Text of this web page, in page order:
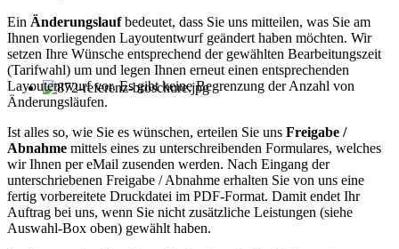
Ein Änderungslaufbedeutet, dass Sie uns mitteilen, was Sie am
Ihnen vorliegenden Layoutentwurf geändert haben möchten. Wir
setzen Ihre Wünsche entsprechend der gewählten Bearbeitungszeit
(Tarifwahl) um und legen Ihnen erneut einen entsprechenden
Layoutentwurf vor. Es gibt keine Begrenzung der Anzahl von
Änderungsläufen.
Ist alles so, wie Sie es wünschen, erteilen Sie uns Freigabe /
Abnahme mittels eines zu unterschreibenden Formulares, welches
wir Ihnen per eMail zusenden werden. Nach Eingang der
unterschriebenen Freigabe / Abnahme erhalten Sie von uns eine
fertig vorbereitete Druckdatei im PDF-Format. Damit endet Ihr
Auftrag bei uns, wenn Sie nicht zusätzliche Leistungen (siehe
Auswahl-Box oben) gewählt haben.